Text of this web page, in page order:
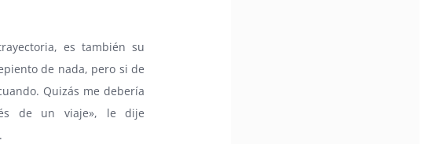
es también su
de nada, pero si de
Quizás me debería
de un viaje», le dije